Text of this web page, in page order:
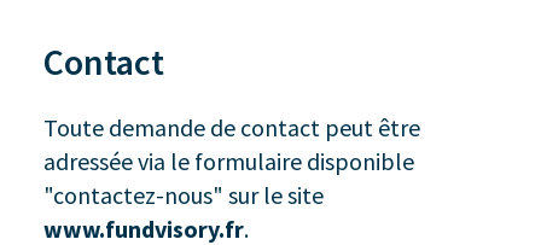
Contact
Toute demande de contact peut être
adressée via le formulaire disponible
"contactez-nous" sur le site
www.fundvisory.fr.